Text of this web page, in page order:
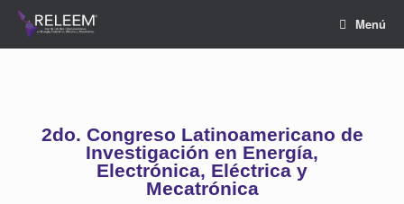
Menú
2do. Congreso Latinoamericano de
Investigación en Energía,
Electrónica, Eléctrica y
Mecatrónica